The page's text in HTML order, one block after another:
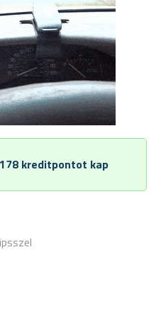
178 kreditpontot kap